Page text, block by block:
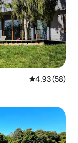
平均评分
4.93 (58)